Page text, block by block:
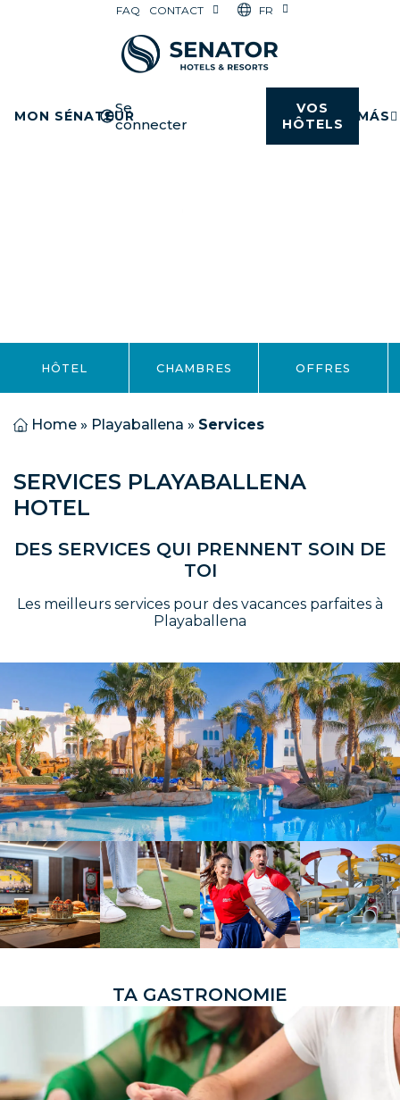
FAQ CONTACT FR
MON SÉNATEUR
Se
connecter
VOS
HÔTELS
MÁS
HÔTEL CHAMBRES OFFRES
Home » Playaballena » Services
SERVICES PLAYABALLENA
HOTEL
DES SERVICES QUI PRENNENT SOIN DE
TOI
Les meilleurs services pour des vacances parfaites à
Playaballena
TA GASTRONOMIE